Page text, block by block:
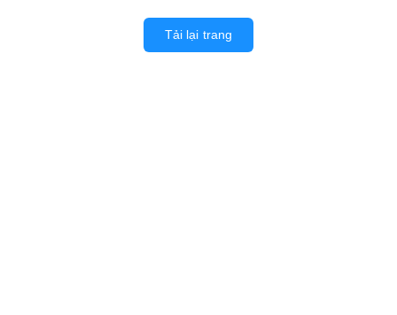
Tải lại trang